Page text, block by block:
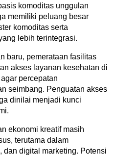
komoditas unggulan
memiliki peluang besar
komoditas serta
lebih terintegrasi.
baru, pemerataan fasilitas
akses layanan kesehatan di
percepatan
seimbang. Penguatan akses
dinilai menjadi kunci
ekonomi kreatif masih
terutama dalam
dan digital marketing. Potensi